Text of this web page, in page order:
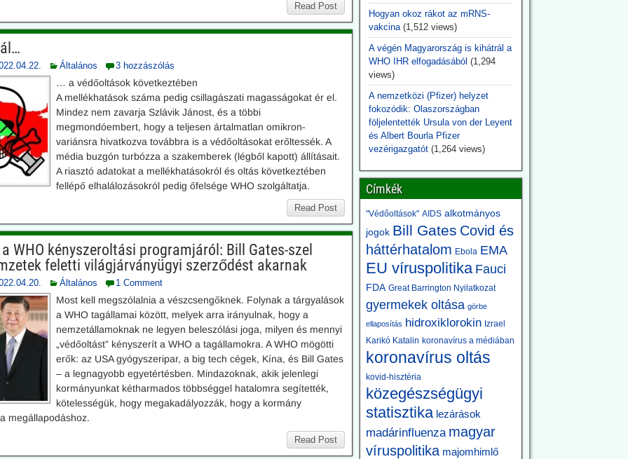
Read Post
Általános 3 hozzászólás
… a védőoltások következtében
A mellékhatások száma pedig csillagászati magasságokat ér el.
Mindez nem zavarja Szlávik Jánost, és a többi
megmondóembert, hogy a teljesen ártalmatlan omikron-
variánsra hivatkozva továbbra is a védőoltásokat erőltessék. A
média buzgón turbózza a szakemberek (légből kapott) állításait.
A riasztó adatokat a mellékhatásokról és oltás következtében
fellépő elhalálozásokról pedig őfelsége WHO szolgáltatja.
Read Post
WHO kényszeroltási programjáról: Bill Gates-szel
feletti világjárványügyi szerződést akarnak
Általános 1 Comment
Most kell megszólalnia a vészcsengőknek. Folynak a tárgyalások
a WHO tagállamai között, melyek arra irányulnak, hogy a
nemzetállamoknak ne legyen beleszólási joga, milyen és mennyi
„védőoltást” kényszerít a WHO a tagállamokra. A WHO mögötti
erők: az USA gyógyszeripar, a big tech cégek, Kína, és Bill Gates
– a legnagyobb egyetértésben. Mindazoknak, akik jelenlegi
kormányunkat kétharmados többséggel hatalomra segítették,
kötelességük, hogy megakadályozzák, hogy a kormány
megállapodáshoz.
Read Post
Hogyan okoz rákot az mRNS-
vakcina (1,512 views)
A végén Magyarország is kihátrál a
WHO IHR elfogadásából (1,294
views)
A nemzetközi (Pfizer) helyzet
fokozódik: Olaszországban
följelentették Ursula von der Leyent
és Albert Bourla Pfizer
vezérigazgatót (1,264 views)
Címkék
"Védőoltások" AIDS alkotmányos
jogok Bill Gates Covid és
háttérhatalom Ebola EMA
EU víruspolitika Fauci
FDA Great Barrington Nyilatkozat
gyermekek oltása görbe
ellaposítás hidroxiklorokin Izrael
Karikó Katalin koronavírus a médiában
koronavírus oltás
kovid-hisztéria
közegészségügyi
statisztika lezárások
madárinfluenza magyar
víruspolitika majomhimlő